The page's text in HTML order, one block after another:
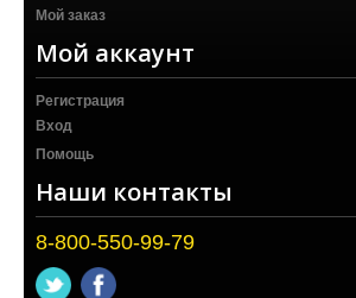
Мой заказ
Мой аккаунт
Регистрация
Вход
Помощь
Наши контакты
8-800-550-99-79